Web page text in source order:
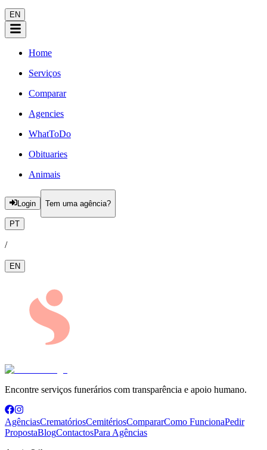
EN
Home
Serviços
Comparar
Agencies
WhatToDo
Obituaries
Animais
Login Tem uma agência?
PT
/
EN
Encontre serviços funerários com transparência e apoio humano.
AgênciasCrematóriosCemitériosCompararComo FuncionaPedir
PropostaBlogContactosPara Agências